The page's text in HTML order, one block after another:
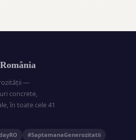
—
concrete,
în toate cele 41
#SaptamanaGenerozitatii